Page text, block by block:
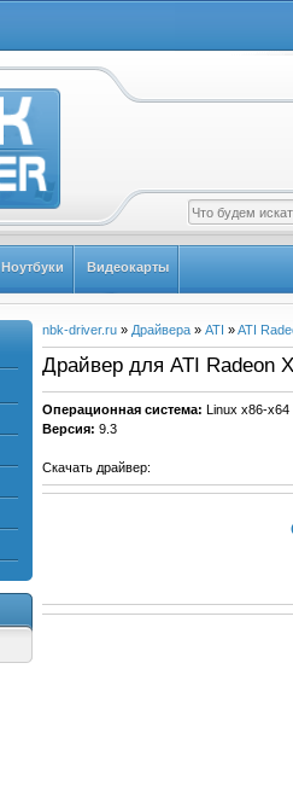
Ноутбуки Видеокарты
nbk-driver.ru» Драйвера» ATI »ATI
Драйвер для ATI Radeon
Операционная система: Linux x86-x64
Версия: 9.3
Скачать драйвер: